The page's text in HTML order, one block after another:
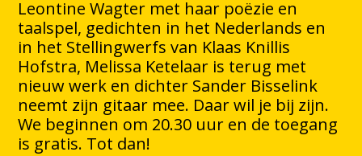
Leontine Wagter met haar poëzie en
taalspel, gedichten in het Nederlands en
in het Stellingwerfs van Klaas Knillis
Hofstra, Melissa Ketelaar is terug met
nieuw werk en dichter Sander Bisselink
neemt zijn gitaar mee. Daar wil je bij zijn.
We beginnen om 20.30 uur en de toegang
is gratis. Tot dan!